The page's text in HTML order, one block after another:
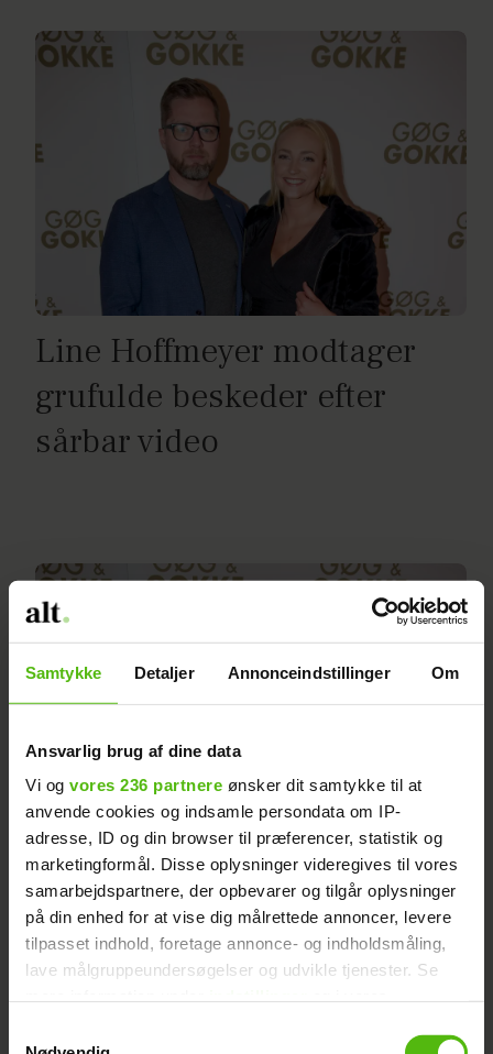
Samtykke Detaljer Annonceindstillinger Om
Ansvarlig brug af dine data
Vi og vores 236 partnere ønsker dit samtykke til at
anvende cookies og indsamle persondata om IP-
adresse, ID og din browser til præferencer, statistik og
marketingformål. Disse oplysninger videregives til vores
samarbejdspartnere, der opbevarer og tilgår oplysninger
på din enhed for at vise dig målrettede annoncer, levere
tilpasset indhold, foretage annonce- og indholdsmåling,
lave målgruppeundersøgelser og udvikle tjenester. Se
tilbage eller ændre indstillinger fra vores
Line Hoffmeyer modtager
grufulde beskeder efter
sårbar video
Line Hoffmeyer markerer
særlig mærkedag med
vigtigt budskab